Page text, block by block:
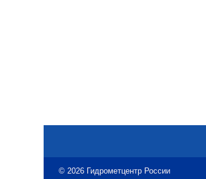
© 2026 Гидрометцентр России